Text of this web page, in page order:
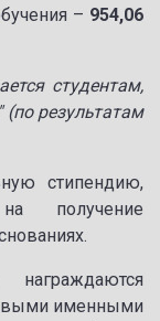
– 954,06
студентам,
результатам
стипендию,
получение
именными